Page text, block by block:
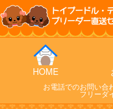
トイプードル・
ブリーダー直送
HOME
お電話でのお問い合
フリーダ